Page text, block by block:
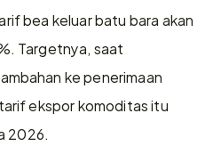
bea keluar batu bara akan
Targetnya, saat
ke penerimaan
ekspor komoditas itu
2026.